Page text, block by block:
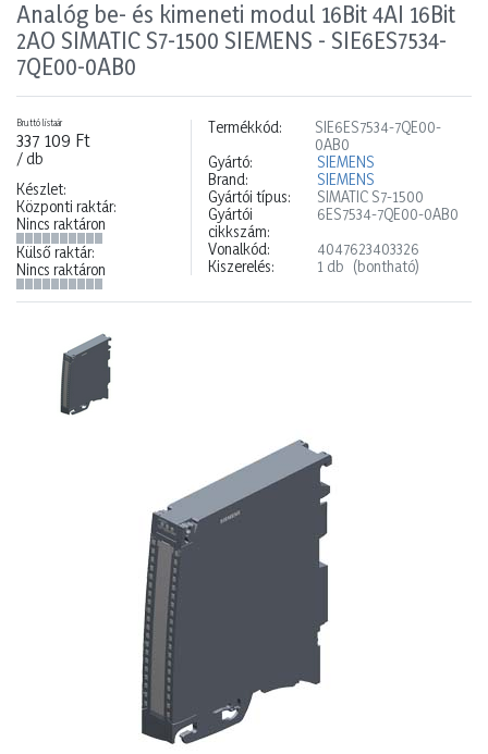
Analóg be- és kimeneti modul 16Bit 4AI 16Bit
2AO SIMATIC S7-1500 SIEMENS - SIE6ES7534-
7QE00-0AB0
Bruttó listaár
337 109 Ft
/ db
Készlet:
Központi raktár:
Nincs raktáron
Külső raktár:
Nincs raktáron
Termékkód:
SIE6ES7534-7QE00-
0AB0
Gyártó:
SIEMENS
Brand:
SIEMENS
Gyártói típus:
SIMATIC S7-1500
Gyártói
cikkszám:
6ES7534-7QE00-0AB0
Vonalkód:
4047623403326
Kiszerelés:
1 db (bontható)